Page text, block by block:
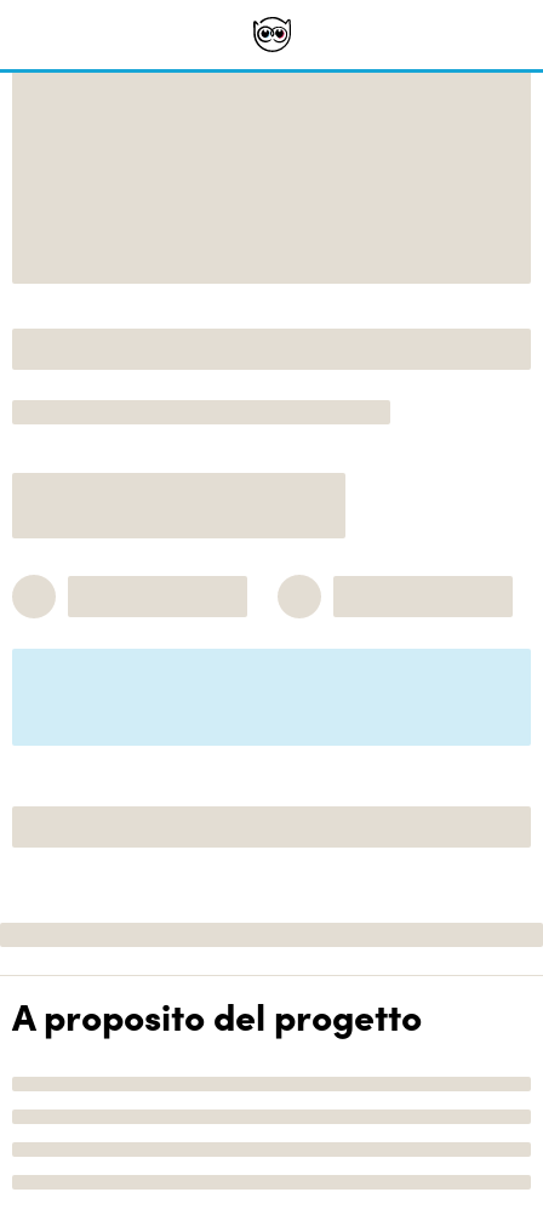
A proposito del progetto